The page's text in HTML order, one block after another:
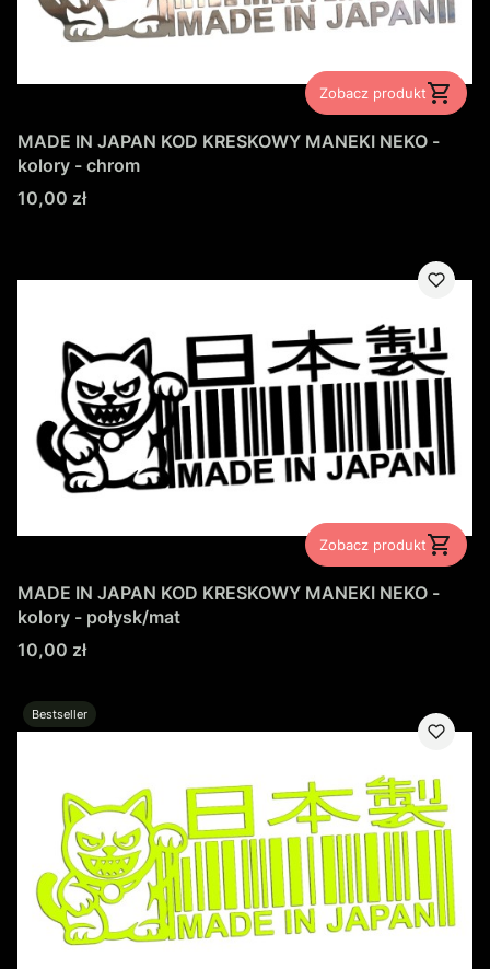
Zobacz produkt
MADE IN JAPAN KOD KRESKOWY MANEKI NEKO -
kolory - chrom
Cena
10,00 zł
Zobacz produkt
MADE IN JAPAN KOD KRESKOWY MANEKI NEKO -
kolory - połysk/mat
Cena
10,00 zł
Bestseller